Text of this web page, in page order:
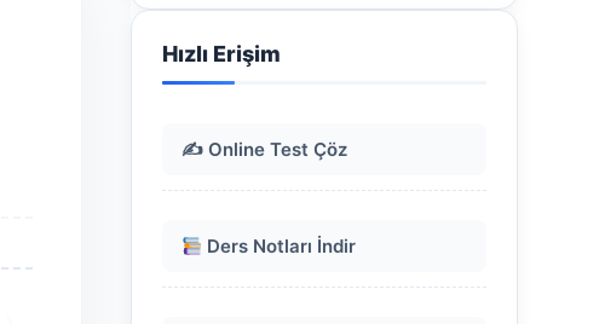
Hızlı Erişim
✍️ Online Test Çöz
Ders Notları İndir